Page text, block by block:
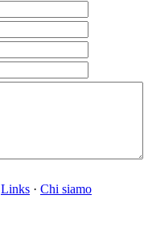
Links · Chi siamo